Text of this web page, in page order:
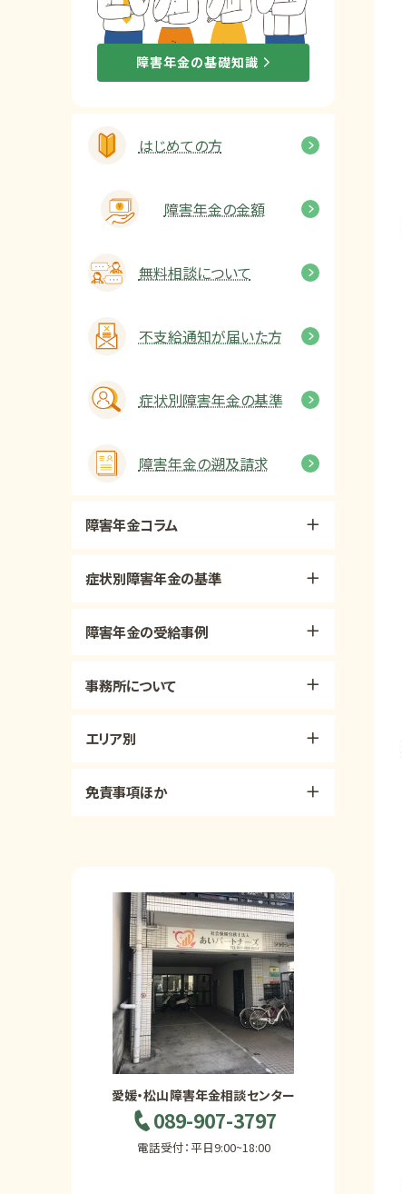
お電話でのお問い合わせ
089-907-3797
障害年金の基礎知識
はじめての方
障害年金の金額
無料相談について
不支給通知が届いた方
症状別障害年金の基準
障害年金の遡及請求
障害年金コラム
症状別障害年金の基準
障害年金の受給事例
事務所について
エリア別
免責事項ほか
愛媛・松山障害年金相談センター
089-907-3797
電話受付：平日9:00~18:00